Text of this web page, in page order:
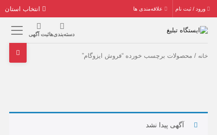
ورود / ثبت نام علاقه‌مندی ها
دسته‌بندی‌هاثبت آگهی
خانه / محصولات برچسب خورده “فروش ایزوگام”
آگهی پیدا نشد